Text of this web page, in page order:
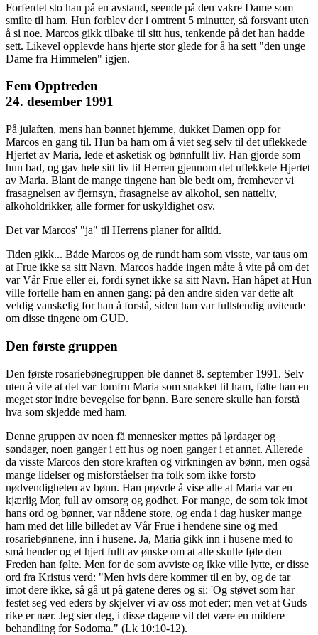
Forferdet sto han på en avstand, seende på den vakre Dame som
smilte til ham. Hun forblev der i omtrent 5 minutter, så forsvant uten
å si noe. Marcos gikk tilbake til sitt hus, tenkende på det han hadde
sett. Likevel opplevde hans hjerte stor glede for å ha sett "den unge
Dame fra Himmelen" igjen.
Fem Opptreden
24. desember 1991
På julaften, mens han bønnet hjemme, dukket Damen opp for
Marcos en gang til. Hun ba ham om å viet seg selv til det uflekkede
Hjertet av Maria, lede et asketisk og bønnfullt liv. Han gjorde som
hun bad, og gav hele sitt liv til Herren gjennom det uflekkete Hjertet
av Maria. Blant de mange tingene han ble bedt om, fremhever vi
frasagnelsen av fjernsyn, frasagnelse av alkohol, sen natteliv,
alkoholdrikker, alle former for uskyldighet osv.
Det var Marcos' "ja" til Herrens planer for alltid.
Tiden gikk... Både Marcos og de rundt ham som visste, var taus om
at Frue ikke sa sitt Navn. Marcos hadde ingen måte å vite på om det
var Vår Frue eller ei, fordi synet ikke sa sitt Navn. Han håpet at Hun
ville fortelle ham en annen gang; på den andre siden var dette alt
veldig vanskelig for han å forstå, siden han var fullstendig uvitende
om disse tingene om GUD.
Den første gruppen
Den første rosariebønegruppen ble dannet 8. september 1991. Selv
uten å vite at det var Jomfru Maria som snakket til ham, følte han en
meget stor indre bevegelse for bønn. Bare senere skulle han forstå
hva som skjedde med ham.
Denne gruppen av noen få mennesker møttes på lørdager og
søndager, noen ganger i ett hus og noen ganger i et annet. Allerede
da visste Marcos den store kraften og virkningen av bønn, men også
mange lidelser og misforståelser fra folk som ikke forsto
nødvendigheten av bønn. Han prøvde å vise alle at Maria var en
kjærlig Mor, full av omsorg og godhet. For mange, de som tok imot
hans ord og bønner, var nådene store, og enda i dag husker mange
ham med det lille billedet av Vår Frue i hendene sine og med
rosariebønnene, inn i husene. Ja, Maria gikk inn i husene med to
små hender og et hjert fullt av ønske om at alle skulle føle den
Freden han følte. Men for de som avviste og ikke ville lytte, er disse
ord fra Kristus verd: "Men hvis dere kommer til en by, og de tar
imot dere ikke, så gå ut på gatene deres og si: 'Og støvet som har
festet seg ved eders by skjelver vi av oss mot eder; men vet at Guds
rike er nær. Jeg sier deg, i disse dagene vil det være en mildere
behandling for Sodoma." (Lk 10:10-12).